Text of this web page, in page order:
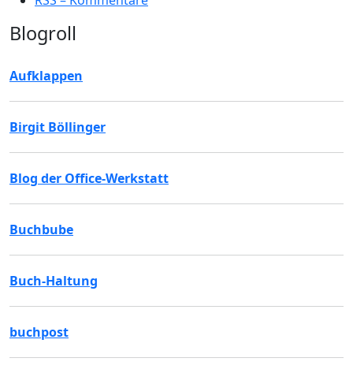
Blogroll
Aufklappen
Birgit Böllinger
Blog der Office-Werkstatt
Buchbube
Buch-Haltung
buchpost